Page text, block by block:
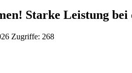
Starke Leistung
Zugriffe: 268